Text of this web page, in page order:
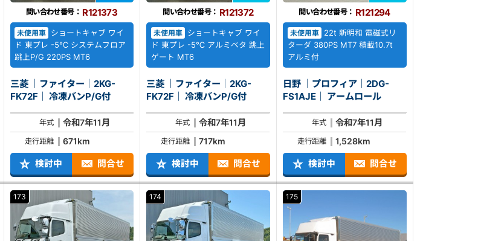
問い合わせ番号： R121373
未使用車 ショートキャブ ワイ
ド 東プレ -5℃ システムフロア
跳上P/G 220PS MT6
三菱 ｜ファイター｜2KG-
FK72F｜ 冷凍バンP/G付
年式 令和7年11月
走行距離 671km
検討中 問合せ
問い合わせ番号： R121372
未使用車
ショートキャブ ワイ
ド 東プレ -5℃ アルミベタ 跳上
ゲート MT6
三菱 ｜ファイター｜2KG-
FK72F｜ 冷凍バンP/G付
年式 令和7年11月
走行距離 717km
検討中 問合せ
問い合わせ番号： R121294
未使用車
22t 新明和 電磁式リ
ターダ 380PS MT7 積載10.7t
アルミ付
日野 ｜プロフィア｜2DG-
FS1AJE｜ アームロール
年式 令和7年11月
走行距離 1,528km
検討中 問合せ
173 174 175